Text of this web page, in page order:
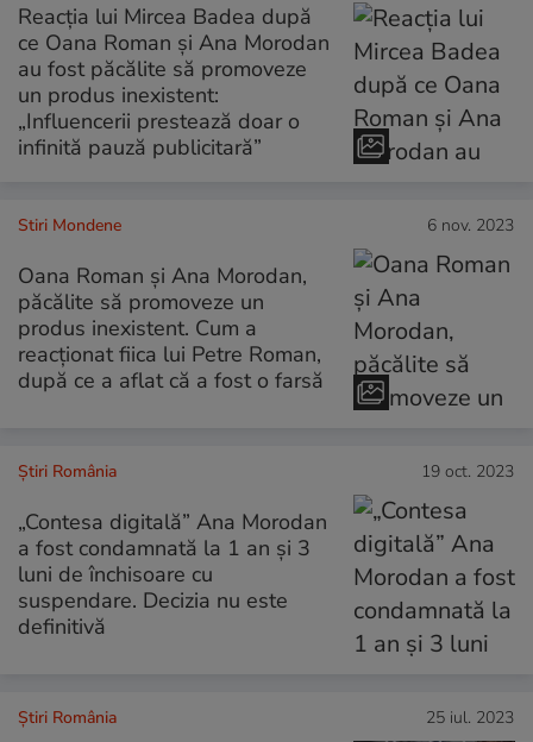
Reacția lui Mircea Badea după
ce Oana Roman și Ana Morodan
au fost păcălite să promoveze
un produs inexistent:
„Influencerii prestează doar o
infinită pauză publicitară”
Stiri Mondene 6 nov. 2023
Oana Roman și Ana Morodan,
păcălite să promoveze un
produs inexistent. Cum a
reacționat fiica lui Petre Roman,
după ce a aflat că a fost o farsă
Știri România 19 oct. 2023
„Contesa digitală” Ana Morodan
a fost condamnată la 1 an şi 3
luni de închisoare cu
suspendare. Decizia nu este
definitivă
Știri România 25 iul. 2023